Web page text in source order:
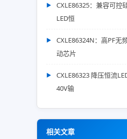
CXLE86325：兼容可控
LED恒
CXLE86324N：高PF无
动芯片
CXLE86323 降压恒流
40V输
相关文章